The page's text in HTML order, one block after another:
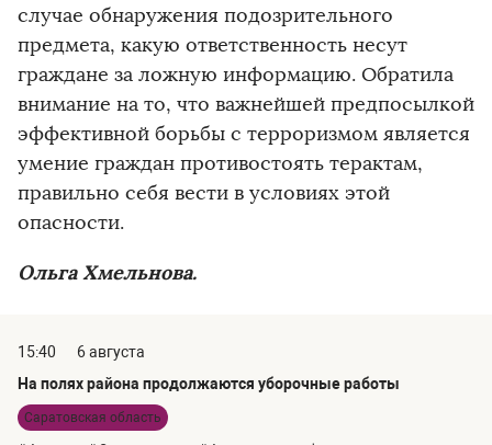
случае обнаружения подозрительного
предмета, какую ответственность несут
граждане за ложную информацию. Обратила
внимание на то, что важнейшей предпосылкой
эффективной борьбы с терроризмом является
умение граждан противостоять терактам,
правильно себя вести в условиях этой
опасности.
Ольга Хмельнова.
15:40
6 августа
На полях района продолжаются уборочные работы
Саратовская область